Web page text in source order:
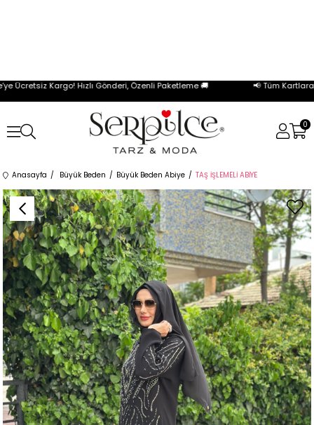
Kargo! Hızlı Gönderi, Özenli Paketleme 🚚 📢 Tüm Kartlara
0
Anasayfa Büyük Beden Büyük Beden Abiye TAŞ İŞLEMELİ ABİYE